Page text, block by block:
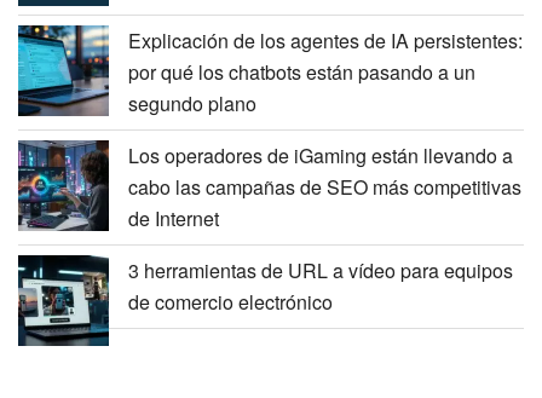
Explicación de los agentes de IA persistentes:
por qué los chatbots están pasando a un
segundo plano
Los operadores de iGaming están llevando a
cabo las campañas de SEO más competitivas
de Internet
3 herramientas de URL a vídeo para equipos
de comercio electrónico